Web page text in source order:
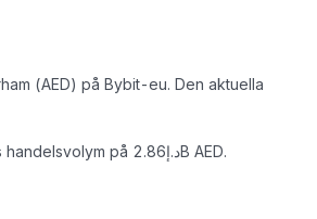
(AED) på Bybit-eu. Den aktuella
Cardano har ett börsvärde på د.إ27.60B AED och en 24-timmars handelsvolym på د.إ2.86B AED.